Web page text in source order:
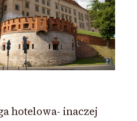
hotelowa- inaczej